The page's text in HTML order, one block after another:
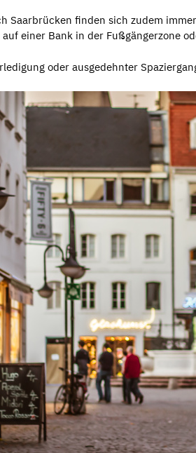
Saarbrücken finden sich zudem
einer Bank in der Fußgängerzone
oder ausgedehnter